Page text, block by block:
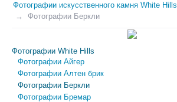
Фотографии искусственного камня White Hills
Фотографии Беркли
Фотографии White Hills
Фотографии Айгер
Фотографии Алтен брик
Фотографии Беркли
Фотографии Бремар